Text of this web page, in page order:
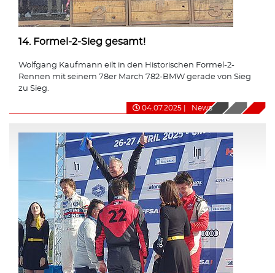
14. Formel-2-Sieg gesamt!
Wolfgang Kaufmann eilt in den Historischen Formel-2-
Rennen mit seinem 78er March 782-BMW gerade von Sieg
zu Sieg.
04.07.2025 News